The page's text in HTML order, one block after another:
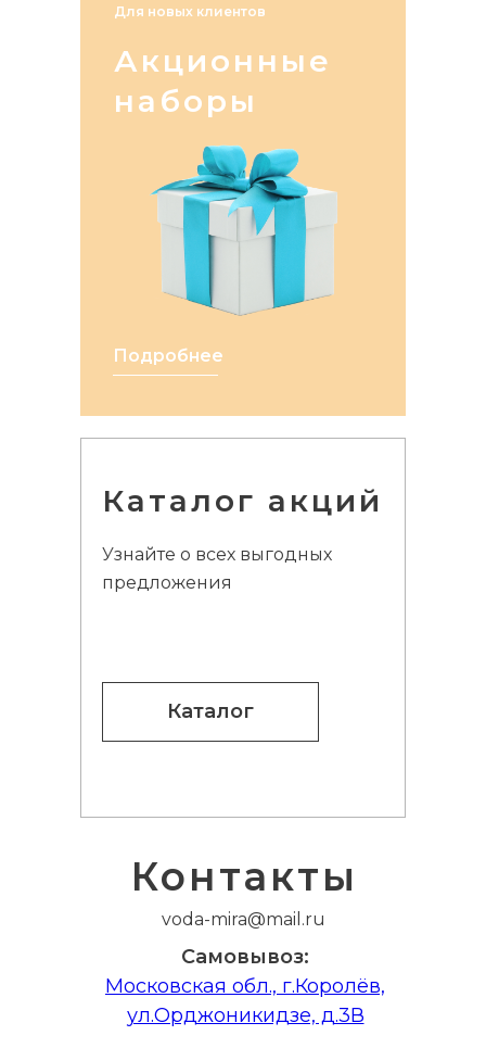
Акционные
наборы
Подробнее
Для новых клиентов
Каталог акций
Узнайте о всех выгодных
предложения
Каталог
Контакты
voda-mira@mail.ru
Самовывоз:
Московская обл., г.Королёв,
ул.Орджоникидзе, д.3В